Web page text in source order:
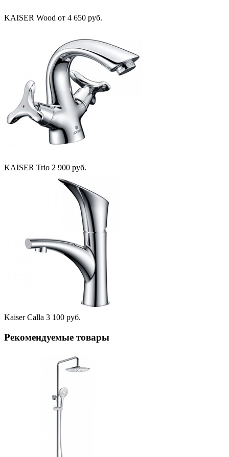
KAISER Wood от 4 650 руб.
KAISER Trio 2 900 руб.
Kaiser Calla 3 100 руб.
Рекомендуемые товары